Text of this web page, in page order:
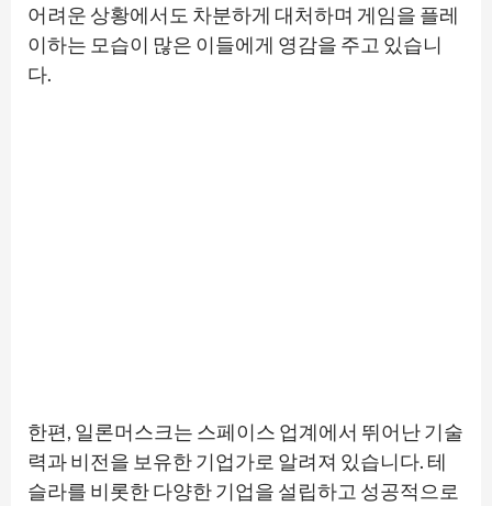
어려운 상황에서도 차분하게 대처하며 게임을 플레
이하는 모습이 많은 이들에게 영감을 주고 있습니
다.
한편, 일론머스크는 스페이스 업계에서 뛰어난 기술
력과 비전을 보유한 기업가로 알려져 있습니다. 테
슬라를 비롯한 다양한 기업을 설립하고 성공적으로